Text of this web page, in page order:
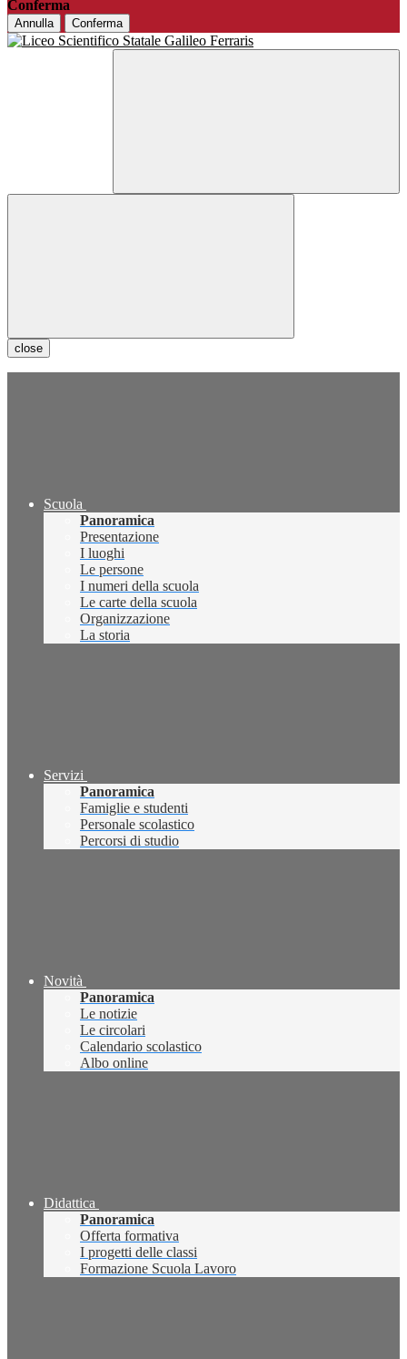
Conferma
Annulla Conferma
close
Scuola
Panoramica
Presentazione
I luoghi
Le persone
I numeri della scuola
Le carte della scuola
Organizzazione
La storia
Servizi
Panoramica
Famiglie e studenti
Personale scolastico
Percorsi di studio
Novità
Panoramica
Le notizie
Le circolari
Calendario scolastico
Albo online
Didattica
Panoramica
Offerta formativa
I progetti delle classi
Formazione Scuola Lavoro